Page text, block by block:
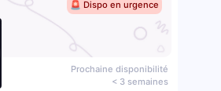
🚨 Dispo en urgence
Prochaine disponibilité
< 3 semaines